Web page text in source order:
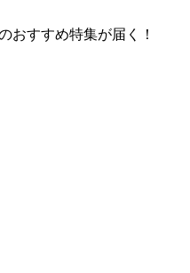
おすすめ特集が届く！